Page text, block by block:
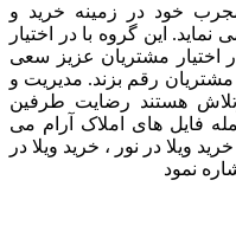
مجرب خود در زمینه خرید و
این گروه با در اختیار
اختیار مشتریان عزیز سعی
مشتریان رقم بزند. مدیریت و
هستند رضایت طرفین
فایل های املاک آرام می
ویلا در نور ، خرید ویلا در
نمود